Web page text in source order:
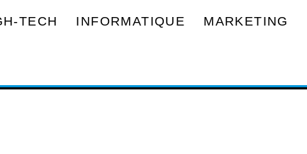
TECH INFORMATIQUE MARKETING